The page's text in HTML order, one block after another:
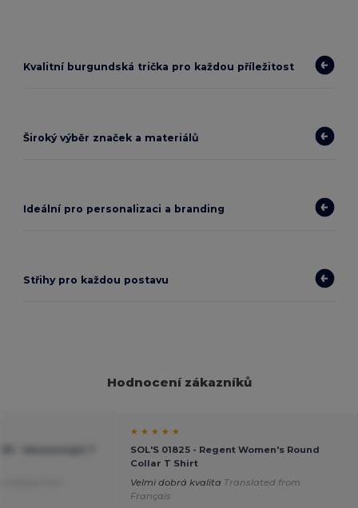
Kvalitní burgundská trička pro každou příležitost
Široký výběr značek a materiálů
Ideální pro personalizaci a branding
Střihy pro každou postavu
Hodnocení zákazníků
★ ★ ★ ★ ★
SOL'S 01825 - Regent Women's Round
Collar T Shirt
Velmi dobrá kvalita Translated from
Français